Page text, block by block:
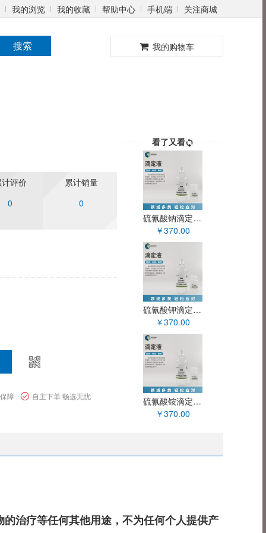
我的浏览 我的收藏 帮助中心 手机端 关注商城
搜索 我的购物车
评价
0
累计销量
0
障 自主下单 畅选无忧
看了又看
硫氰酸钠滴定液(0.1mol/L) XY90094OT
￥370.00
硫氰酸钾滴定液(0.1mol/L) XY90096OT
￥370.00
硫氰酸铵滴定液(0.1mol/L) XY90092OT
￥370.00
治疗等任何其他用途，不为任何个人提供产